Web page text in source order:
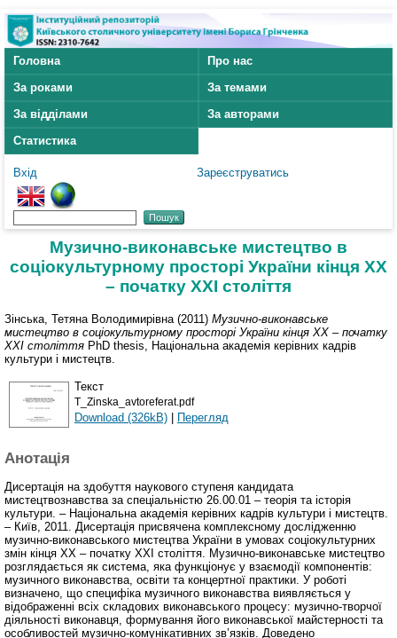
Головна
Про нас
За роками
За темами
За відділами
За авторами
Статистика
Вхід Зареєструватись
Музично-виконавське мистецтво в
соціокультурному просторі України кінця ХХ
– початку ХХІ століття
Зінська, Тетяна Володимирівна (2011) Музично-виконавське
мистецтво в соціокультурному просторі України кінця ХХ – початку
ХХІ століття PhD thesis, Національна академія керівних кадрів
культури і мистецтв.
Текст
T_Zinska_avtoreferat.pdf
Download (326kB) | Перегляд
Анотація
Дисертація на здобуття наукового ступеня кандидата
мистецтвознавства за спеціальністю 26.00.01 – теорія та історія
культури. – Національна академія керівних кадрів культури і мистецтв.
– Київ, 2011. Дисертація присвячена комплексному дослідженню
музично-виконавського мистецтва України в умовах соціокультурних
змін кінця ХХ – початку ХХІ століття. Музично-виконавське мистецтво
розглядається як система, яка функціонує у взаємодії компонентів:
музичного виконавства, освіти та концертної практики. У роботі
визначено, що специфіка музичного виконавства виявляється у
відображенні всіх складових виконавського процесу: музично-творчої
діяльності виконавця, формування його виконавської майстерності та
особливостей музично-комунікативних зв’язків. Доведено